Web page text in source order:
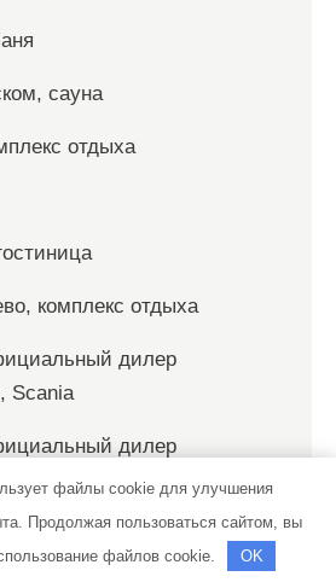
сауна
отдыха
комплекс отдыха
дилер
Scania
дилер
Scaniaфайлы cookie для улучшения
Продолжая пользоваться сайтом, вы
файлов cookie.
OK